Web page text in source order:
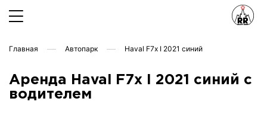
Главная Автопарк Haval F7x I 2021 синий
Аренда Haval F7x I 2021 синий с
водителем